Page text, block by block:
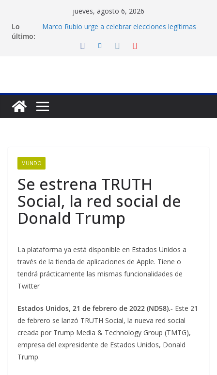
contenido
jueves, agosto 6, 2026
Lo
último:
Marco Rubio urge a celebrar elecciones legítimas
Liga FutVe: Rayo Zuliano busca redimirse en su
avalancha en Pakistán
Machado exige un cronograma electoral a la mesa
de diálogo
MUNDO
Se estrena TRUTH
Social, la red social de
Donald Trump
La plataforma ya está disponible en Estados Unidos a
través de la tienda de aplicaciones de Apple. Tiene o
tendrá prácticamente las mismas funcionalidades de
Twitter
Estados Unidos, 21 de febrero de 2022 (ND58).- Este 21
de febrero se lanzó TRUTH Social, la nueva red social
creada por Trump Media & Technology Group (TMTG),
empresa del expresidente de Estados Unidos, Donald
Trump.